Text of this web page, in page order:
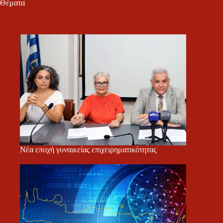
Θέματα
Νέα εποχή γυναικείας επιχειρηματικότητας